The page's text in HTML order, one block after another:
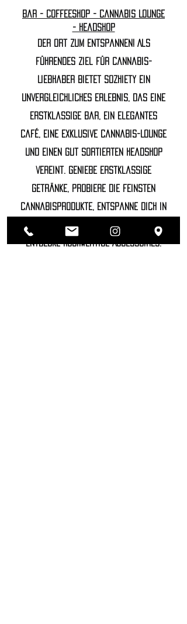
Bar - Coffeeshop - Cannabis Lounge
- Headshop
Der Ort zum Entspannen! Als
führendes Ziel für Cannabis-
Liebhaber bietet Sozhiety ein
unvergleichliches Erlebnis, das eine
erstklassige Bar, ein elegantes
Café, eine exklusive Cannabis-Lounge
und einen gut sortierten Headshop
vereint. Genieße erstklassige
Getränke, probiere die feinsten
Cannabisprodukte, entspanne dich in
unserer luxuriösen Lounge und
entdecke hochwertige Accessoires.